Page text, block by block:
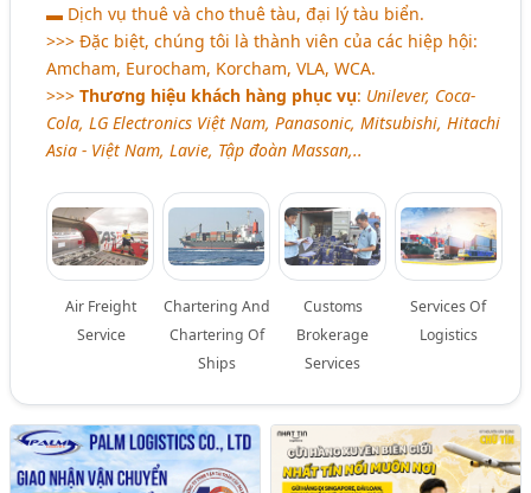
▬ Dịch vụ thuê và cho thuê tàu, đại lý tàu biển.
>>> Đặc biệt, chúng tôi là thành viên của các hiệp hội:
Amcham, Eurocham, Korcham, VLA, WCA.
>>>Thương hiệu khách hàng phục vụ: Unilever, Coca-
Cola, LG Electronics Việt Nam, Panasonic, Mitsubishi, Hitachi
Asia - Việt Nam, Lavie, Tập đoàn Massan,..
Air Freight
Service
Chartering And
Chartering Of
Ships
Customs
Brokerage
Services
Services Of
Logistics